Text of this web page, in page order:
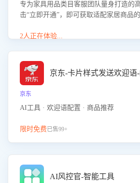
专为家具用品类目客服团队量身打造的
击“立即开通”，即可获取适配家居商品
能、尺寸参数咨询等高频场景下的专业
2人正在体验...
京东
AI工具 · 欢迎语配置 · 商品推荐
限时免费已售99+
AI风控官-智能工具